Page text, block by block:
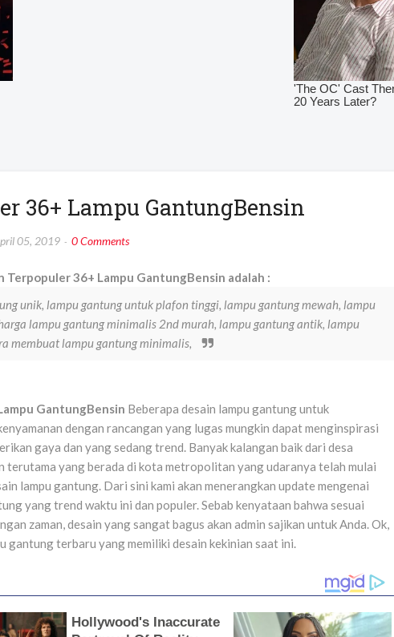
36+ Lampu GantungBensin
05, 2019 0 Comments
Terpopuler 36+ Lampu GantungBensin adalah :
unik, lampu gantung untuk plafon tinggi, lampu gantung mewah, lampu
lampu gantung minimalis 2nd murah, lampu gantung antik, lampu
membuat lampu gantung minimalis,
GantungBensin Beberapa desain lampu gantung untuk
dengan rancangan yang lugas mungkin dapat menginspirasi
gaya dan yang sedang trend. Banyak kalangan baik dari desa
terutama yang berada di kota metropolitan yang udaranya telah mulai
lampu gantung. Dari sini kami akan menerangkan update mengenai
yang trend waktu ini dan populer. Sebab kenyataan bahwa sesuai
zaman, desain yang sangat bagus akan admin sajikan untuk Anda. Ok,
gantung terbaru yang memiliki desain kekinian saat ini.